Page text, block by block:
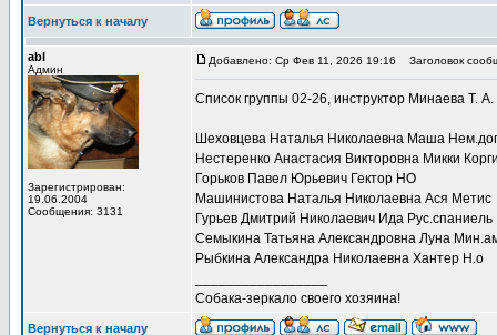
Вернуться к началу
abl
Админ
Зарегистрирован:
19.06.2004
Сообщения: 3131
Добавлено: Ср Фев 11, 2026 19:16 Заголовок
Список группы 02-26, инструктор Минаева Т. А.
Шеховцева Наталья Николаевна Маша Нем.дог
Нестеренко Анастасия Викторовна Микки
Горьков Павел Юрьевич Гектор НО
Машинистова Наталья Николаевна Ася Метис
Гурьев Дмитрий Николаевич Ида Рус.спаниель
Семыкина Татьяна Александровна Луна
Рыбкина Александра Николаевна Хантер Н.о
Собака-зеркало своего хозяина!
Вернуться к началу